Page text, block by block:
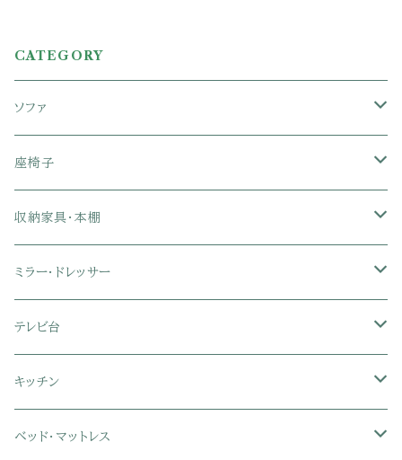
CATEGORY
ソファ
1人掛けソファ
2人掛けソファ
3人掛けソファ
フロアソファ・ローソファ
ソファベッド
カウチソファ・コーナーソファ
座椅子
1人掛け座椅子
2人掛け座椅子
リクライニング座椅子
肘付き座椅子
座椅子カバー
収納家具・本棚
カラーボックス
本棚・書棚
衣類・タンス・チェスト
ハンガーラック
ミラー・ドレッサー
ドレッサー・鏡台
ミラー・スタンドミラー
テレビ台
壁面収納・ハイタイプテレビ台
ミドルタイプテレビ台
キッチン
食器棚・キッチンボード
ベッド・マットレス